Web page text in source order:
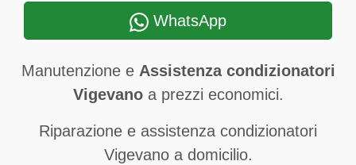
WhatsApp
Manutenzione e Assistenza condizionatori
Vigevanoa prezzi economici.
Riparazione e assistenza condizionatori
Vigevano a domicilio.